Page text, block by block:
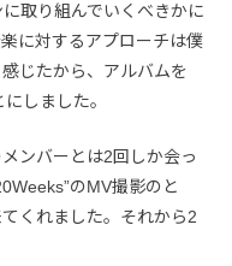
取り組んでいくべきかに
に対するアプローチは僕
じたから、アルバムを
しました。
ンバーとは2回しか会っ
のMV撮影のと
くれました。それから2